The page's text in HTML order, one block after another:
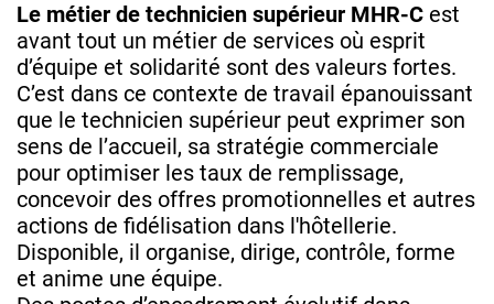
Le métier de technicien supérieur MHR-C est
avant tout un métier de services où esprit
d’équipe et solidarité sont des valeurs fortes.
C’est dans ce contexte de travail épanouissant
que le technicien supérieur peut exprimer son
sens de l’accueil, sa stratégie commerciale
pour optimiser les taux de remplissage,
concevoir des offres promotionnelles et autres
actions de fidélisation dans l'hôtellerie.
Disponible, il organise, dirige, contrôle, forme
et anime une équipe.